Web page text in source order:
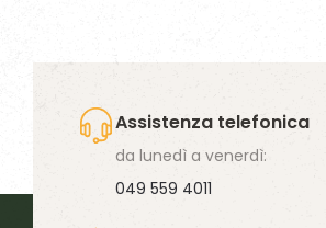
opzioni
possono
Assistenza telefonica
da lunedì a venerdì:
049 559 4011